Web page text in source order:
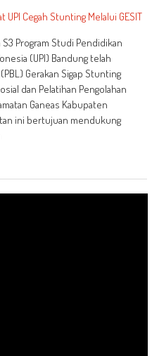
Program Studi Pendidikan
(UPI) Bandung telah
Gerakan Sigap Stunting
dan Pelatihan Pengolahan
Ganeas Kabupaten
ini bertujuan mendukung